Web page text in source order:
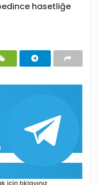
hasetliğe